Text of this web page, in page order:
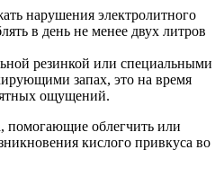
нарушения электролитного
в день не менее двух литров
резинкой или специальными
запах, это на время
ощущений.
помогающие облегчить или
кислого привкуса во